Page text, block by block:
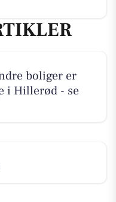
boliger er
i Hillerød - se